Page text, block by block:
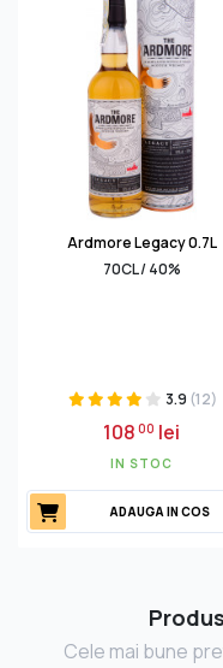
Ardmore Legacy 0.7L
70CL / 40%
3.9 (12)
10800 lei
IN STOC
ADAUGA IN COS
Cele mai bune